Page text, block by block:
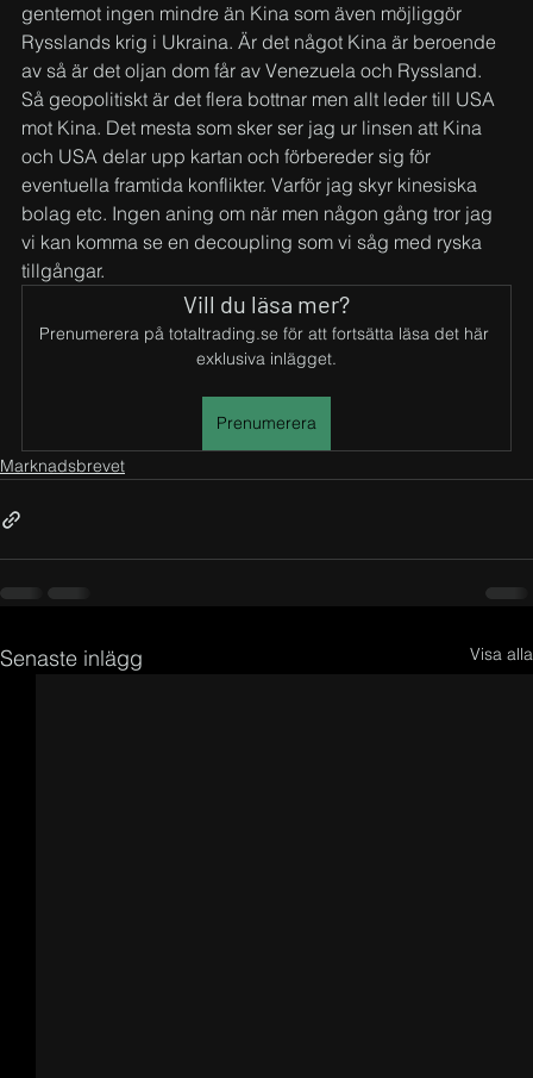
gentemot ingen mindre än Kina som även möjliggör
Rysslands krig i Ukraina. Är det något Kina är beroende
av så är det oljan dom får av Venezuela och Ryssland.
Så geopolitiskt är det flera bottnar men allt leder till USA
mot Kina. Det mesta som sker ser jag ur linsen att Kina
och USA delar upp kartan och förbereder sig för
eventuella framtida konflikter. Varför jag skyr kinesiska
bolag etc. Ingen aning om när men någon gång tror jag
vi kan komma se en decoupling som vi såg med ryska
tillgångar.
Vill du läsa mer?
Prenumerera på totaltrading.se för att fortsätta läsa det här
exklusiva inlägget.
Prenumerera
Marknadsbrevet
Senaste inlägg Visa alla